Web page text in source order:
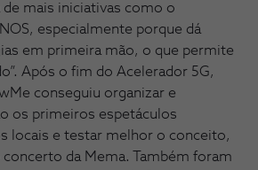
mais iniciativas como o
especialmente porque dá
em primeira mão, o que permite
Após o fim do Acelerador 5G,
conseguiu organizar e
os primeiros espetáculos
locais e testar melhor o conceito,
da Mema. Também foram